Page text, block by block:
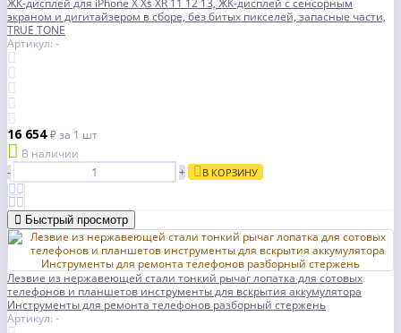
ЖК-дисплей для iPhone X Xs XR 11 12 13, ЖК-дисплей с сенсорным
экраном и дигитайзером в сборе, без битых пикселей, запасные части,
TRUE TONE
Артикул: -
16 654₽за 1 шт
В наличии
-
+ В КОРЗИНУ
Быстрый просмотр
Лезвие из нержавеющей стали тонкий рычаг лопатка для сотовых
телефонов и планшетов инструменты для вскрытия аккумулятора
Инструменты для ремонта телефонов разборный стержень
Артикул: -